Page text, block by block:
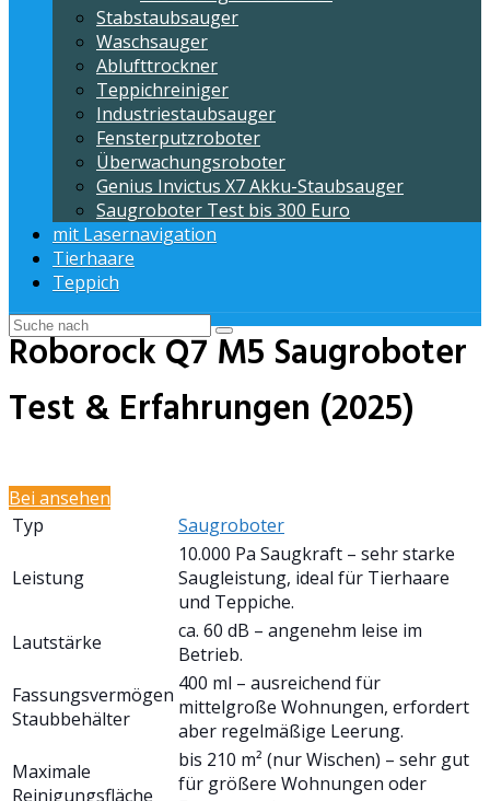
Stabstaubsauger
Waschsauger
Ablufttrockner
Teppichreiniger
Industriestaubsauger
Fensterputzroboter
Überwachungsroboter
Genius Invictus X7 Akku-Staubsauger
Saugroboter Test bis 300 Euro
mit Lasernavigation
Tierhaare
Teppich
Roborock Q7 M5 Saugroboter
Test & Erfahrungen (2025)
Bei ansehen
Typ
Saugroboter
Leistung
10.000 Pa Saugkraft – sehr starke
Saugleistung, ideal für Tierhaare
und Teppiche.
Lautstärke
ca. 60 dB – angenehm leise im
Betrieb.
Fassungsvermögen
Staubbehälter
400 ml – ausreichend für
mittelgroße Wohnungen, erfordert
aber regelmäßige Leerung.
Maximale
Reinigungsfläche
bis 210 m² (nur Wischen) – sehr gut
für größere Wohnungen oder